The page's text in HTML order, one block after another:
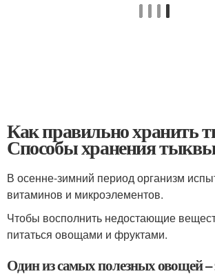
Как правильно хранить
Способы хранения
В осенне-зимний период организм
витаминов и микроэлементов.
Чтобы восполнить недостающие
питаться овощами и фруктами.
Один из самых полезных овощей –